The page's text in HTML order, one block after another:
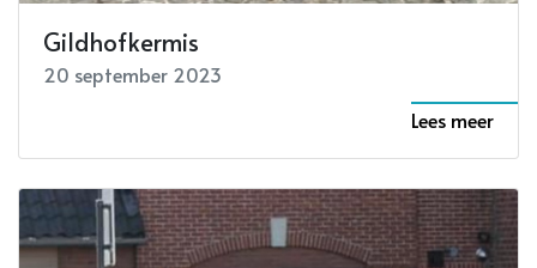
Gildhofkermis
20 september 2023
Lees meer